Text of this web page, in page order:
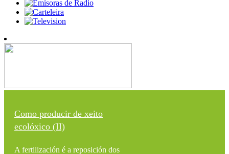
Como producir de xeito
ecolóxico (II)
A fertilización é a reposición dos